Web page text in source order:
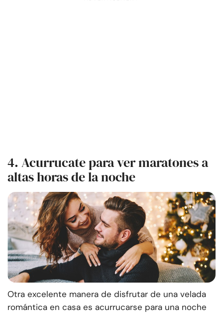
4. Acurrucate para ver maratones a
altas horas de la noche
Otra excelente manera de disfrutar de una velada
romántica en casa es acurrucarse para una noche